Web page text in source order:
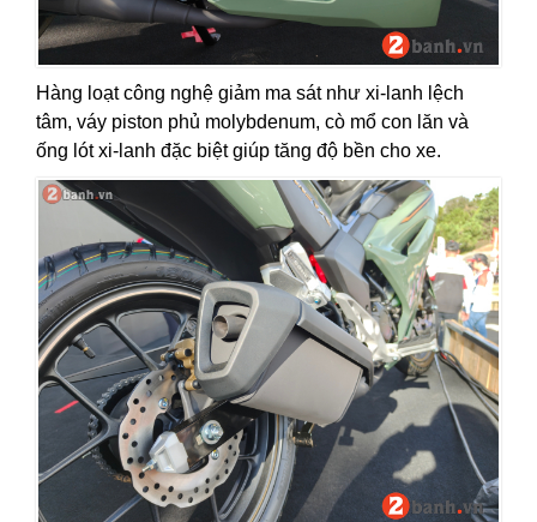
Hàng loạt công nghệ giảm ma sát như xi-lanh lệch
tâm, váy piston phủ molybdenum, cò mổ con lăn và
ống lót xi-lanh đặc biệt giúp tăng độ bền cho xe.